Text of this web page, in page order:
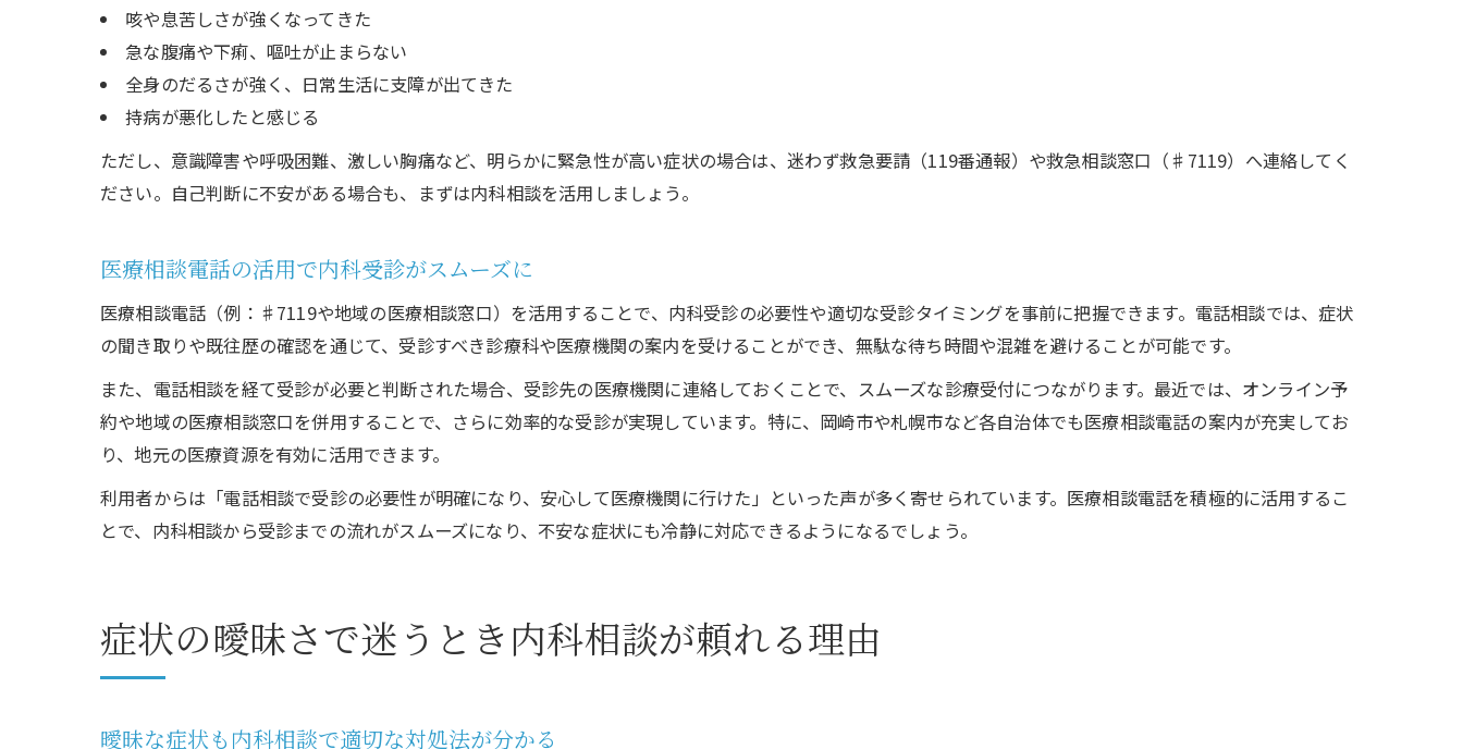
咳や息苦しさが強くなってきた
急な腹痛や下痢、嘔吐が止まらない
全身のだるさが強く、日常生活に支障が出てきた
持病が悪化したと感じる
ただし、意識障害や呼吸困難、激しい胸痛など、明らかに緊急性が高い症状の場合は、迷わず救急要請（119番通報）や救急相談窓口（♯7119）へ連絡してく
ださい。自己判断に不安がある場合も、まずは内科相談を活用しましょう。
医療相談電話の活用で内科受診がスムーズに
医療相談電話（例：♯7119や地域の医療相談窓口）を活用することで、内科受診の必要性や適切な受診タイミングを事前に把握できます。電話相談では、症状
の聞き取りや既往歴の確認を通じて、受診すべき診療科や医療機関の案内を受けることができ、無駄な待ち時間や混雑を避けることが可能です。
また、電話相談を経て受診が必要と判断された場合、受診先の医療機関に連絡しておくことで、スムーズな診療受付につながります。最近では、オンライン予
約や地域の医療相談窓口を併用することで、さらに効率的な受診が実現しています。特に、岡崎市や札幌市など各自治体でも医療相談電話の案内が充実してお
り、地元の医療資源を有効に活用できます。
利用者からは「電話相談で受診の必要性が明確になり、安心して医療機関に行けた」といった声が多く寄せられています。医療相談電話を積極的に活用するこ
とで、内科相談から受診までの流れがスムーズになり、不安な症状にも冷静に対応できるようになるでしょう。
症状の曖昧さで迷うとき内科相談が頼れる理由
曖昧な症状も内科相談で適切な対処法が分かる